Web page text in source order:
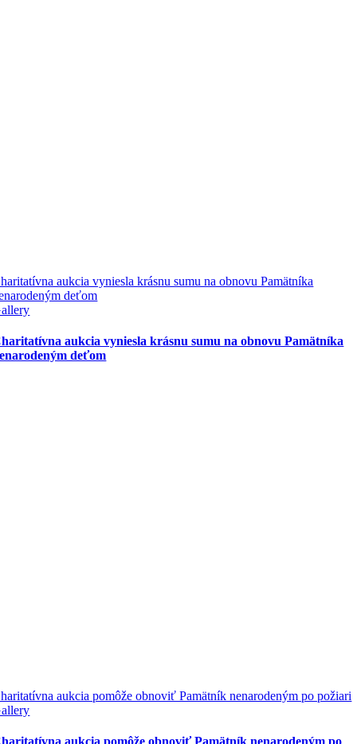
aukcia vyniesla krásnu sumu na obnovu Pamätníka
deťom
aukcia vyniesla krásnu sumu na obnovu Pamätníka
deťom
aukcia pomôže obnoviť Pamätník nenarodeným po požiari
aukcia pomôže obnoviť Pamätník nenarodeným po